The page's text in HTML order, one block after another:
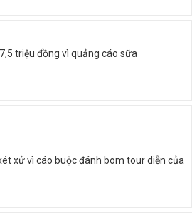
triệu đồng vì quảng cáo sữa
xử vì cáo buộc đánh bom tour diễn của